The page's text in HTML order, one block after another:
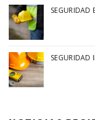
SEGURIDAD
SEGURIDAD